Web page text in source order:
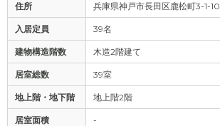
住所 兵庫県神戸市長田区鹿松町3-1-10
入居定員 39名
建物構造階数 木造2階建て
居室総数 39室
地上階・地下階 地上階2階
居室面積 -